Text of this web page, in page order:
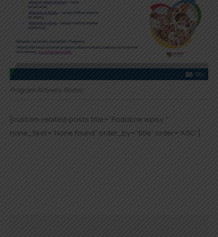
Program Aktywny Rodzic
[custom-related-posts title=”Podobne wpisy:”
none_text=”None found” order_by=”title” order=”ASC”]